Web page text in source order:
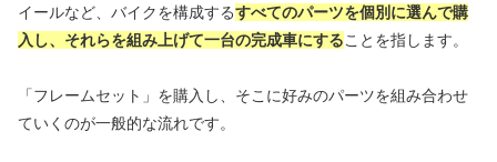
イールなど、バイクを構成するすべてのパーツを個別に選んで購
入し、それらを組み上げて一台の完成車にすることを指します。
「フレームセット」を購入し、そこに好みのパーツを組み合わせ
ていくのが一般的な流れです。